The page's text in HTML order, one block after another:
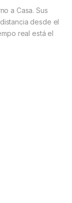
a Casa. Sus
desde el
real está el